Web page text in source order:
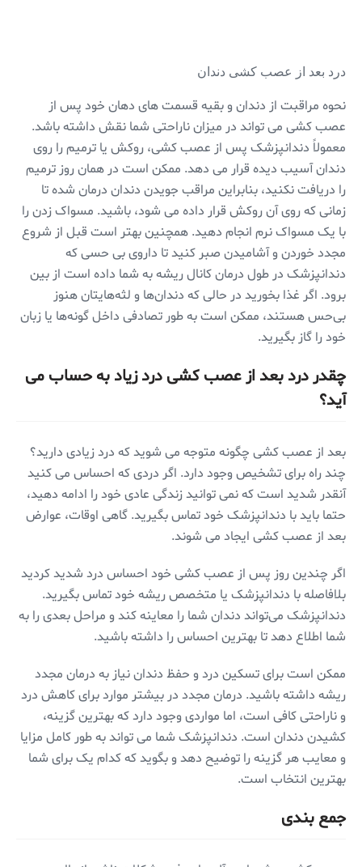
درد بعد از عصب کشی دندان
نحوه مراقبت از دندان و بقیه قسمت های دهان خود پس از
عصب کشی می تواند در میزان ناراحتی شما نقش داشته باشد.
معمولاً دندانپزشک پس از عصب کشی، روکش یا ترمیم را روی
دندان آسیب دیده قرار می دهد. ممکن است در همان روز ترمیم
را دریافت نکنید، بنابراین مراقب جویدن دندان درمان شده تا
زمانی که روی آن روکش قرار داده می شود، باشید. مسواک زدن را
با یک مسواک نرم انجام دهید. همچنین بهتر است قبل از شروع
مجدد خوردن و آشامیدن صبر کنید تا داروی بی حسی که
دندانپزشک در طول درمان کانال ریشه به شما داده است از بین
برود. اگر غذا بخورید در حالی که دندان‌ها و لثه‌هایتان هنوز
بی‌حس هستند، ممکن است به طور تصادفی داخل گونه‌ها یا زبان
خود را گاز بگیرید.
چقدر درد بعد از عصب کشی درد زیاد به حساب می
آید؟
بعد از عصب کشی چگونه متوجه می شوید که درد زیادی دارید؟
چند راه برای تشخیص وجود دارد. اگر دردی که احساس می کنید
آنقدر شدید است که نمی توانید زندگی عادی خود را ادامه دهید،
حتما باید با دندانپزشک خود تماس بگیرید. گاهی اوقات، عوارض
بعد از عصب کشی ایجاد می شوند.
اگر چندین روز پس از عصب کشی خود احساس درد شدید کردید
بلافاصله با دندانپزشک یا متخصص ریشه خود تماس بگیرید.
دندانپزشک می‌تواند دندان شما را معاینه کند و مراحل بعدی را به
شما اطلاع دهد تا بهترین احساس را داشته باشید.
ممکن است برای تسکین درد و حفظ دندان نیاز به درمان مجدد
ریشه داشته باشید. درمان مجدد در بیشتر موارد برای کاهش درد
و ناراحتی کافی است، اما مواردی وجود دارد که بهترین گزینه،
کشیدن دندان است. دندانپزشک شما می تواند به طور کامل مزایا
و معایب هر گزینه را توضیح دهد و بگوید که کدام یک برای شما
بهترین انتخاب است.
جمع بندی